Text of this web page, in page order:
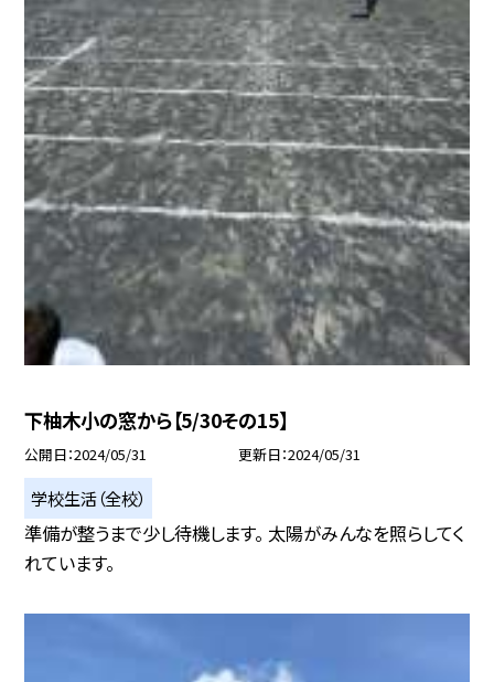
下柚木小の窓から【5/30その15】
公開日 2024/05/31 更新日 2024/05/31
学校生活（全校）
準備が整うまで少し待機します。 太陽がみんなを照らしてく
れています。